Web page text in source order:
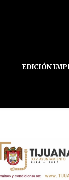
EDICIÓN